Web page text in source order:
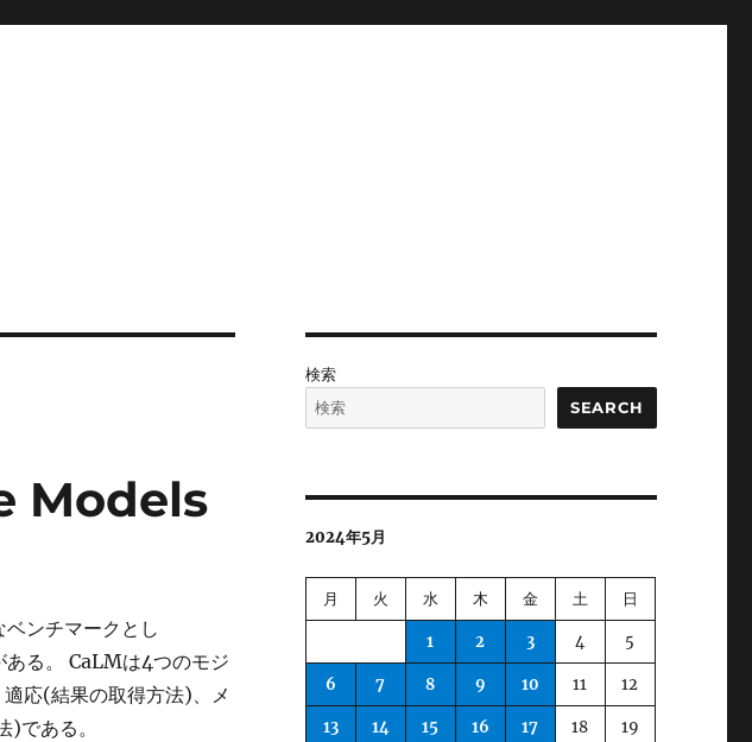
Models
ンチマークとし
る。 CaLMは4つのモジ
応(結果の取得方法)、メ
である。
検索
SEARCH
2024年5月
月 火 水 木 金 土 日
1 2 3 4 5
6 7 8 9 10 11 12
13 14 15 16 17 18 19